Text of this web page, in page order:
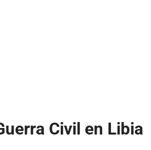
Civil en Libia